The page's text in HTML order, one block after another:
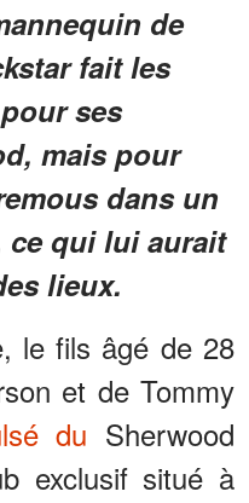
de
fait les
ses
mais pour
dans un
qui lui aurait
lieux.
le fils âgé de 28
et de Tommy
du Sherwood
exclusif situé à